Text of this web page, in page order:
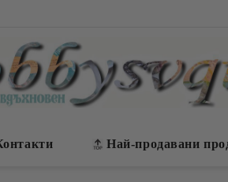
Най-продавани